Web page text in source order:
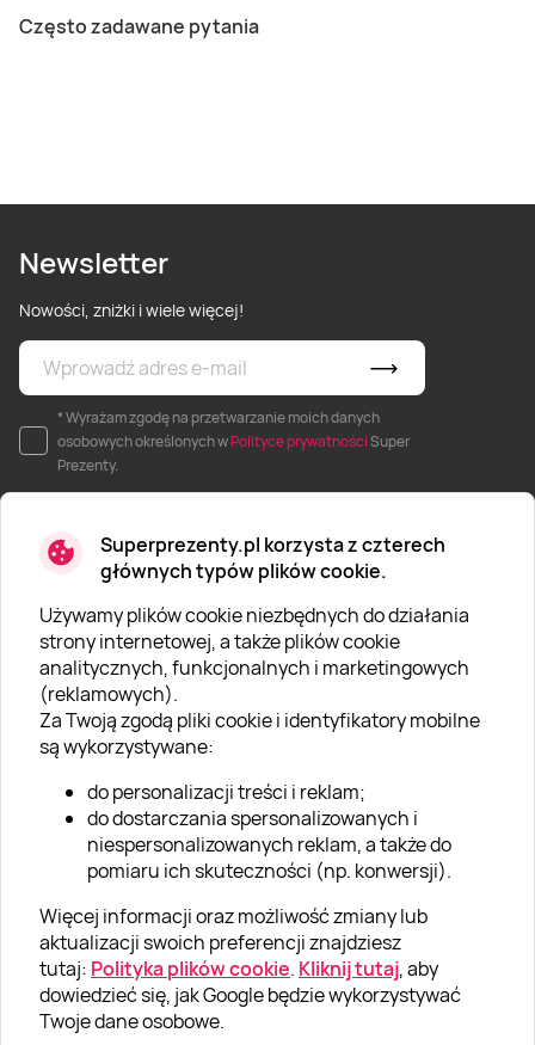
Superprezenty.pl korzysta z czterech
głównych typów plików cookie.
Używamy plików cookie niezbędnych do działania
strony internetowej, a także plików cookie
analitycznych, funkcjonalnych i marketingowych
(reklamowych).
Za Twoją zgodą pliki cookie i identyfikatory mobilne
są wykorzystywane:
do personalizacji treści i reklam;
do dostarczania spersonalizowanych i
niespersonalizowanych reklam, a także do
pomiaru ich skuteczności (np. konwersji).
Więcej informacji oraz możliwość zmiany lub
aktualizacji swoich preferencji znajdziesz
tutaj: Polityka plików cookie. Kliknij tutaj, aby
dowiedzieć się, jak Google będzie wykorzystywać
Twoje dane osobowe.
Często zadawane pytania
Newsletter
Nowości, zniżki i wiele więcej!
* Wyrażam zgodę na przetwarzanie moich danych
osobowych określonych wPolityce prywatnościSuper
Prezenty.
O SUPERPREZENTY
O nas
Aktualności
Kariera w Super Prezentach
Klub Lojalnościowy
Dodaj recenzję
Informacje